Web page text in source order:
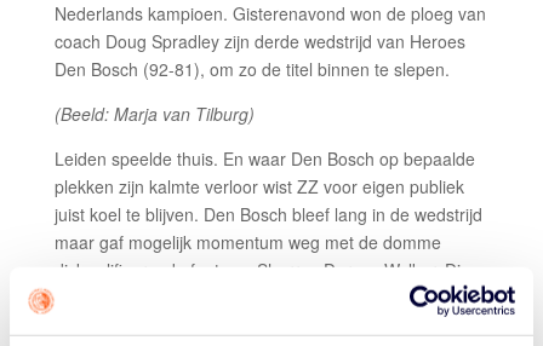
Nederlands kampioen. Gisterenavond won de ploeg van
coach Doug Spradley zijn derde wedstrijd van Heroes
Den Bosch (92-81), om zo de titel binnen te slepen.
(Beeld: Marja van Tilburg)
Leiden speelde thuis. En waar Den Bosch op bepaalde
plekken zijn kalmte verloor wist ZZ voor eigen publiek
juist koel te blijven. Den Bosch bleef lang in de wedstrijd
maar gaf mogelijk momentum weg met de domme
diskwalificerende fout van Sherron Dorsey-Walker. Die
maakte een trappende beweging naar Marijn Ververs en